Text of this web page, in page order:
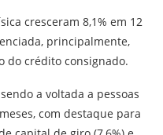
cresceram 8,1% em 12
principalmente,
do crédito consignado.
a voltada a pessoas
com destaque para